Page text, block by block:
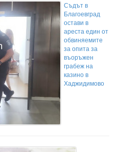
Съдът в
Благоевград
остави в
ареста един от
обвиняемите
за опита за
въоръжен
грабеж на
казино в
Хаджидимово